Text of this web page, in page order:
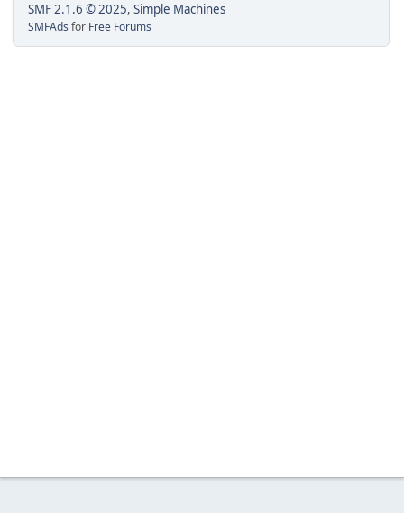
SMF 2.1.6 © 2025, Simple Machines
SMFAds for Free Forums